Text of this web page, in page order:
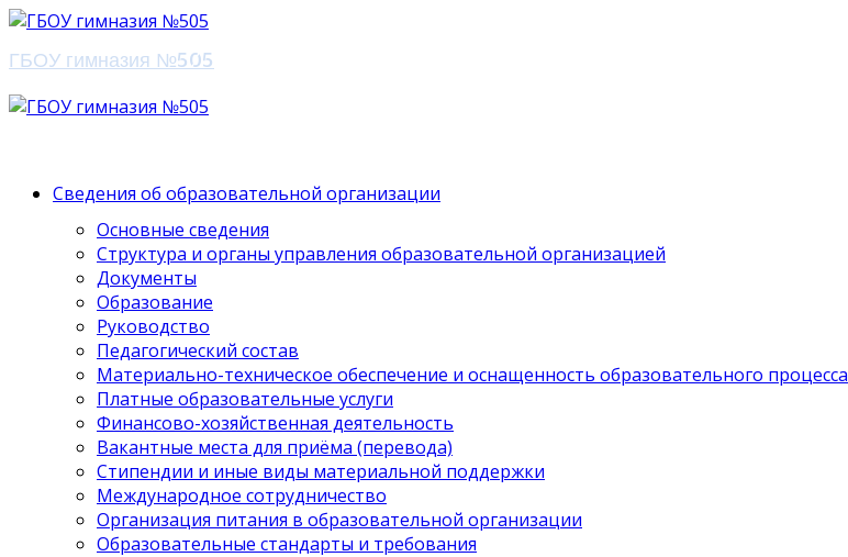
ГБОУ гимназия №505
Сведения об образовательной организации
Основные сведения
Структура и органы управления образовательной организацией
Документы
Образование
Руководство
Педагогический состав
Материально-техническое обеспечение и оснащенность образовательного процесса
Платные образовательные услуги
Финансово-хозяйственная деятельность
Вакантные места для приёма (перевода)
Стипендии и иные виды материальной поддержки
Международное сотрудничество
Организация питания в образовательной организации
Образовательные стандарты и требования